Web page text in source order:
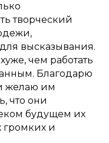
творческий
высказывания.
чем работать
Благодарю
желаю им
что они
будущем их
и